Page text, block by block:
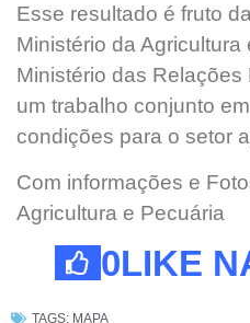
Esse resultado é fruto
Ministério da Agricultura
Ministério das Relações
um trabalho conjunto
condições para o setor
Com informações e
Agricultura e Pecuária
0LIKE
TAGS: MAPA